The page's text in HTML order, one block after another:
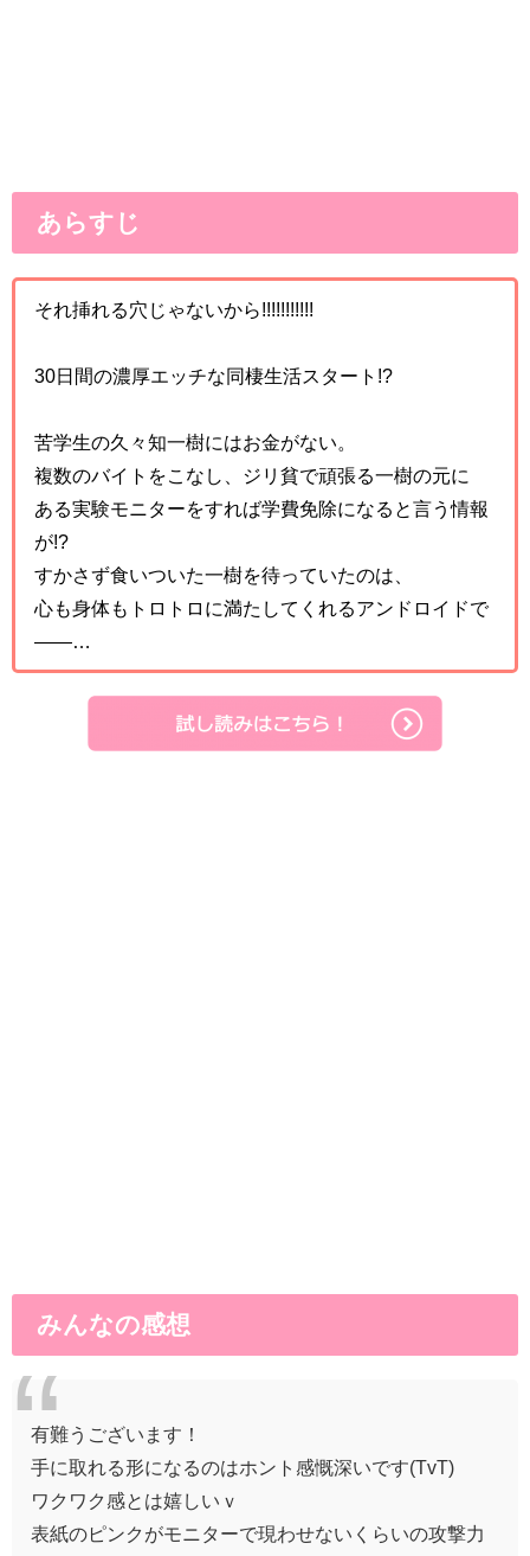
あらすじ
それ挿れる穴じゃないから!!!!!!!!!!!
30日間の濃厚エッチな同棲生活スタート!?
苦学生の久々知一樹にはお金がない。
複数のバイトをこなし、ジリ貧で頑張る一樹の元に
ある実験モニターをすれば学費免除になると言う情報
が!?
すかさず食いついた一樹を待っていたのは、
心も身体もトロトロに満たしてくれるアンドロイドで
――…
みんなの感想
有難うございます！
手に取れる形になるのはホント感慨深いです(TvT)
ワクワク感とは嬉しいｖ
表紙のピンクがモニターで現わせないくらいの攻撃力